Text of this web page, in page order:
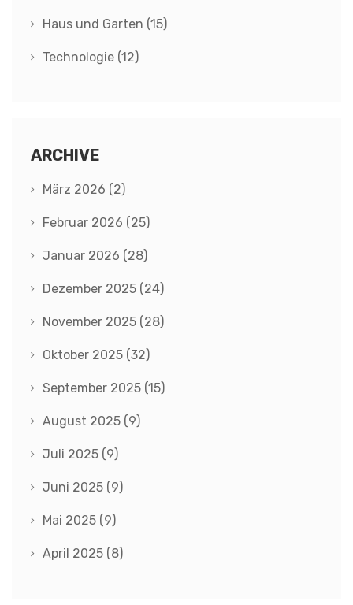
Haus und Garten (15)
Technologie (12)
ARCHIVE
März 2026 (2)
Februar 2026 (25)
Januar 2026 (28)
Dezember 2025 (24)
November 2025 (28)
Oktober 2025 (32)
September 2025 (15)
August 2025 (9)
Juli 2025 (9)
Juni 2025 (9)
Mai 2025 (9)
April 2025 (8)